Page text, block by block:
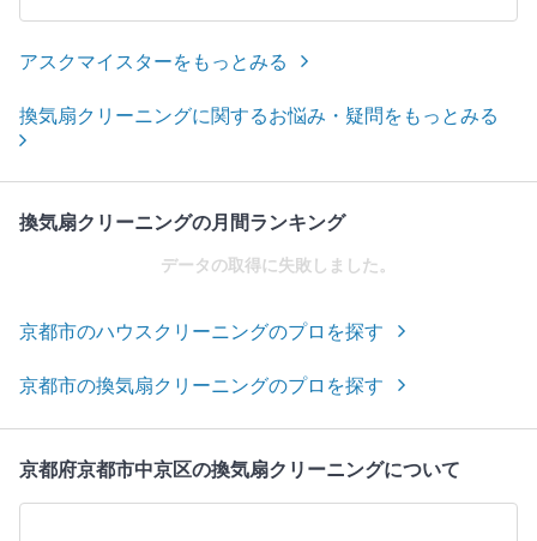
アスクマイスターをもっとみる
換気扇クリーニングに関するお悩み・疑問をもっとみる
換気扇クリーニングの月間ランキング
データの取得に失敗しました。
京都市のハウスクリーニングのプロを探す
京都市の換気扇クリーニングのプロを探す
京都府京都市中京区の換気扇クリーニングについて